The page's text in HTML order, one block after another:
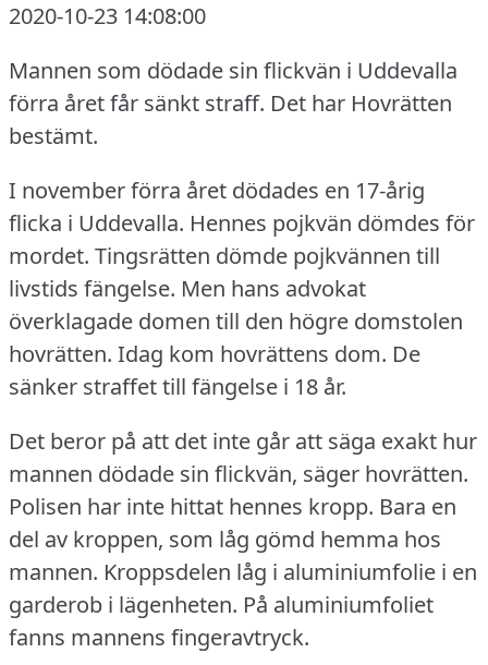
2020-10-23 14:08:00
Mannen som dödade sin flickvän i Uddevalla
förra året får sänkt straff. Det har Hovrätten
bestämt.
I november förra året dödades en 17-årig
flicka i Uddevalla. Hennes pojkvän dömdes för
mordet. Tingsrätten dömde pojkvännen till
livstids fängelse. Men hans advokat
överklagade domen till den högre domstolen
hovrätten. Idag kom hovrättens dom. De
sänker straffet till fängelse i 18 år.
Det beror på att det inte går att säga exakt hur
mannen dödade sin flickvän, säger hovrätten.
Polisen har inte hittat hennes kropp. Bara en
del av kroppen, som låg gömd hemma hos
mannen. Kroppsdelen låg i aluminiumfolie i en
garderob i lägenheten. På aluminiumfoliet
fanns mannens fingeravtryck.